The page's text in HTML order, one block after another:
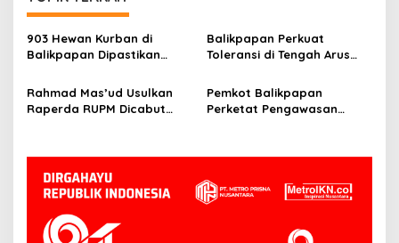
903 Hewan Kurban di
Balikpapan Dipastikan
Balikpapan Perkuat
Toleransi di Tengah Arus
Rahmad Mas’ud Usulkan
Raperda RUPM Dicabut
Pemkot Balikpapan
Perketat Pengawasan
Dikelola Baik